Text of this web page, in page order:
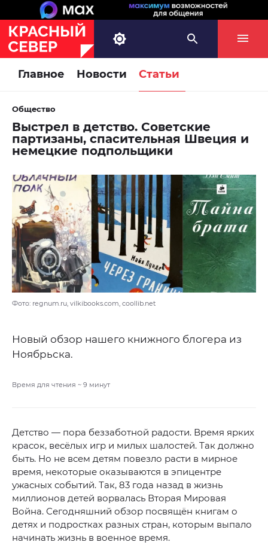
Главное Новости Статьи
Общество
Выстрел в детство. Советские
партизаны, спасительная Швеция и
немецкие подпольщики
Фото: regnum.ru, vilkibooks.com, coollib.net
Новый обзор нашего книжного блогера из
Ноябрьска.
Время для чтения ~ 9 минут
Детство — пора беззаботной радости. Время ярких
красок, весёлых игр и милых шалостей. Так должно
быть. Но не всем детям повезло расти в мирное
время, некоторые оказываются в эпицентре
ужасных событий. Так, 83 года назад в жизнь
миллионов детей ворвалась Вторая Мировая
Война. Сегодняшний обзор посвящён книгам о
детях и подростках разных стран, которым выпало
начинать жизнь в военное время.